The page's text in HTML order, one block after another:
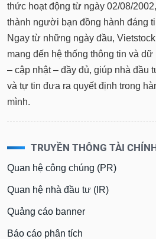
thức hoạt động từ ngày 02/08/
thành người bạn đồng hành đáng
Ngay từ những ngày đầu,
mang đến hệ thống thông tin và
– cập nhật – đầy đủ, giúp nhà đầu
và tự tin đưa ra quyết định trong
mình.
TRUYỀN THÔNG TÀI
Quan hệ công chúng (PR)
Quan hệ nhà đầu tư (IR)
Quảng cáo banner
Báo cáo phân tích
Báo
cáo
phân
tích
(-)
Thuật
ngữ
(-)
vụ
Đào
tạo